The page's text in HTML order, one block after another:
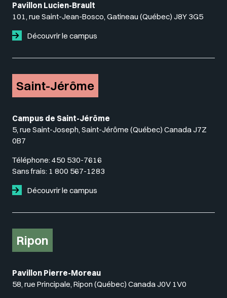
Pavillon Lucien-Brault
101, rue Saint-Jean-Bosco, Gatineau (Québec) J8Y 3G5
Découvrir le campus
Saint-Jérôme
Campus de Saint-Jérôme
5, rue Saint-Joseph, Saint-Jérôme (Québec) Canada J7Z
0B7
Téléphone: 450 530-7616
Sans frais: 1 800 567-1283
Découvrir le campus
Ripon
Pavillon Pierre-Moreau
58, rue Principale, Ripon (Québec) Canada J0V 1V0